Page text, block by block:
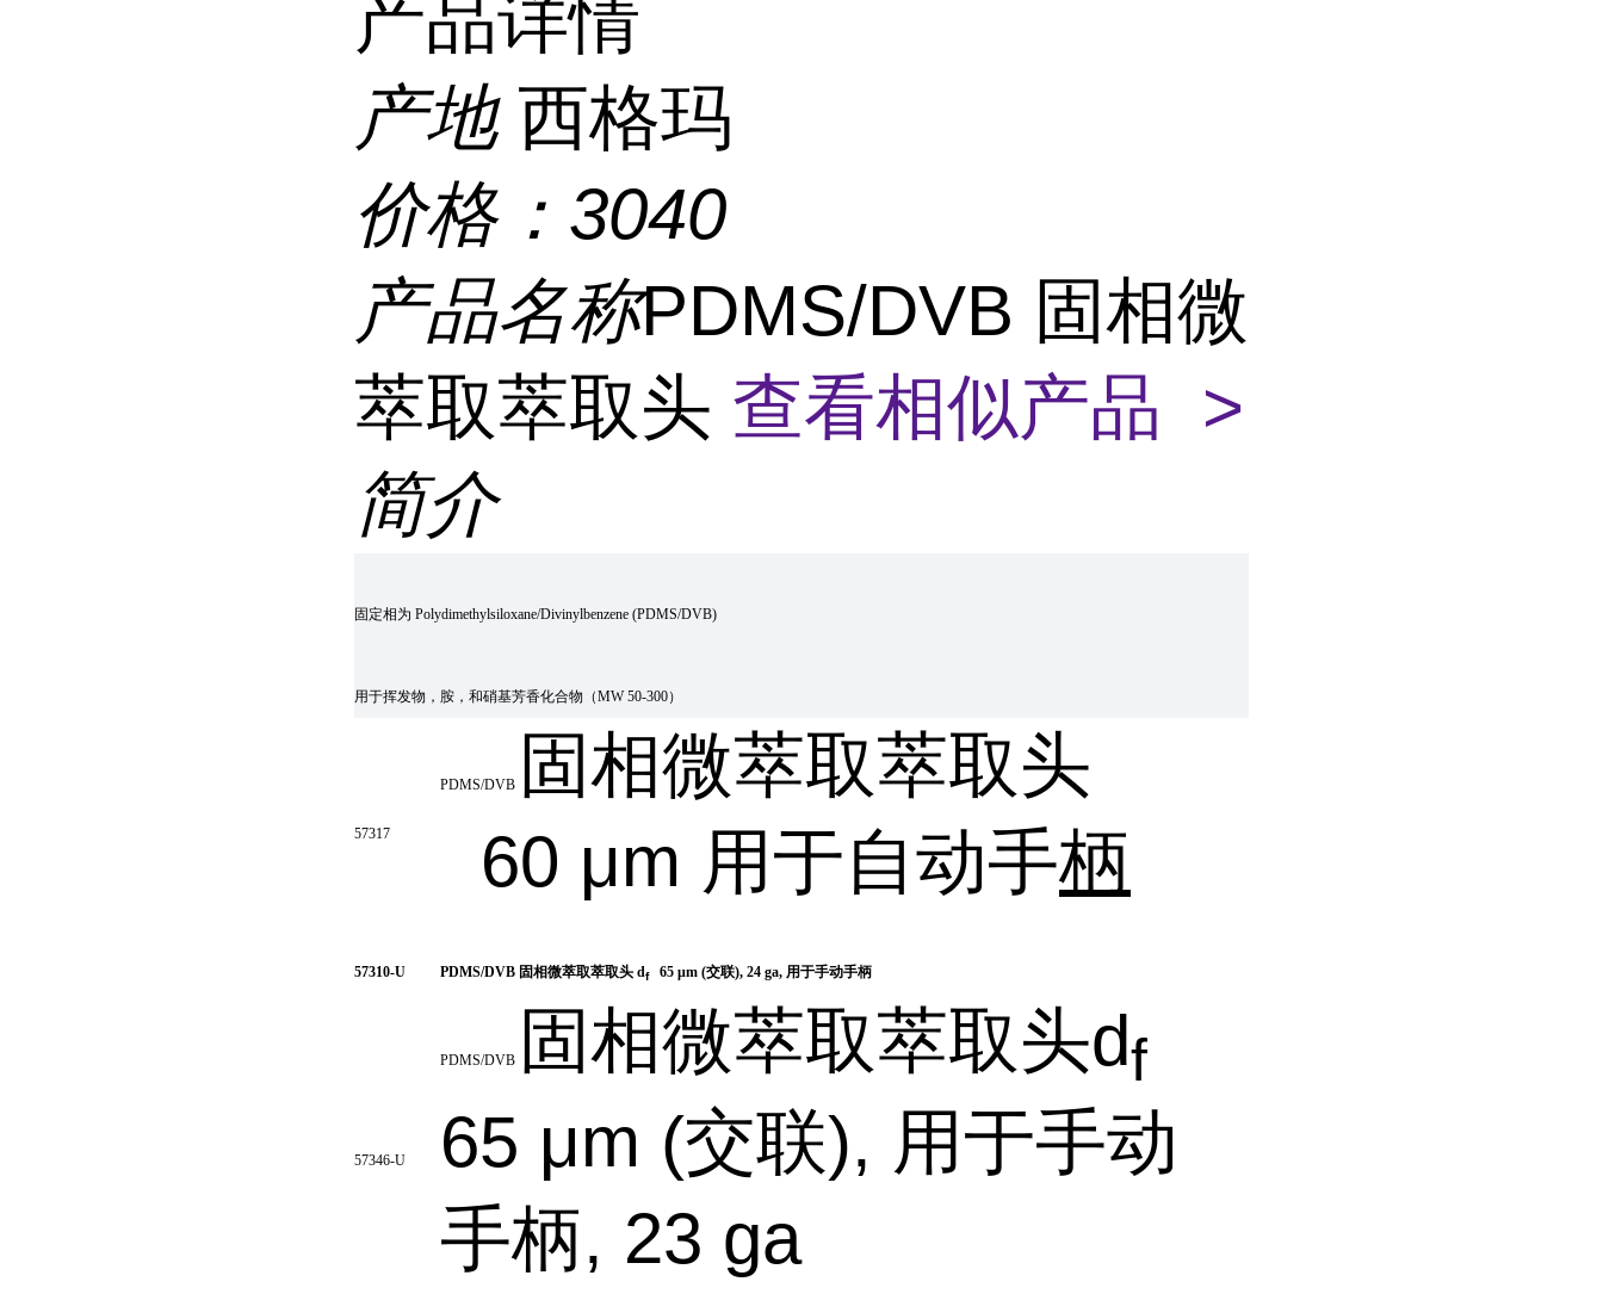
产品详情
产地 西格玛
价格： 3040
产品名称PDMS/DVB 固相微
萃取萃取头 查看相似产品 >
简介
固定相为 Polydimethylsiloxane/Divinylbenzene (PDMS/DVB)
用于挥发物，胺，和硝基芳香化合物（MW 50-300）
57317
PDMS/DVB
固相微萃取萃取头
60 μm 用于自动手柄
57310-U PDMS/DVB 固相微萃取萃取头 df65 μm (交联), 24 ga, 用于手动手柄
57346-U
PDMS/DVB 固相微萃取萃取头df
65 μm (交联), 用于手动
手柄, 23 ga